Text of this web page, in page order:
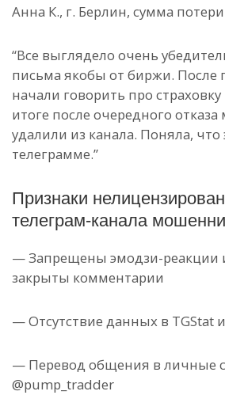
Анна К., г. Берлин, сумма
“Все выглядело очень
письма якобы от биржи. После
начали говорить про
итоге после очередного
удалили из канала. Поняла, что
телеграмме.”
Признаки
телеграм-канала
— Запрещены эмодзи-реакции
закрыты комментарии
— Отсутствие данных в TGStat
— Перевод общения в личные
@pump_tradder